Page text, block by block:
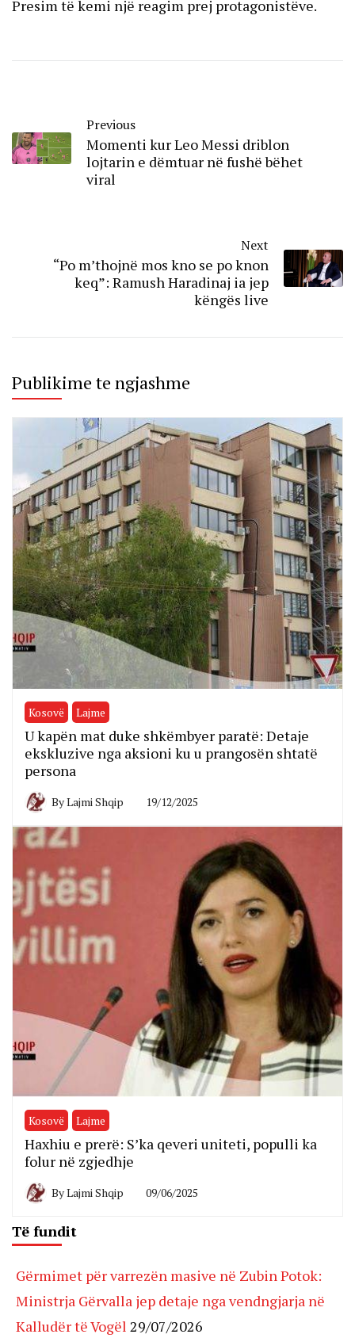
Presim të kemi një reagim prej protagonistëve.
Previous
Momenti kur Leo Messi driblon
lojtarin e dëmtuar në fushë bëhet
viral
Next
“Po m’thojnë mos kno se po knon
keq”: Ramush Haradinaj ia jep
këngës live
Publikime te ngjashme
Kosovë Lajme
U kapën mat duke shkëmbyer paratë: Detaje
ekskluzive nga aksioni ku u prangosën shtatë
persona
ByLajmi Shqip 19/12/2025
Kosovë Lajme
Haxhiu e prerë: S’ka qeveri uniteti, populli ka
folur në zgjedhje
ByLajmi Shqip 09/06/2025
Të fundit
Gërmimet për varrezën masive në Zubin Potok:
Ministrja Gërvalla jep detaje nga vendngjarja në
Kalludër të Vogël 29/07/2026